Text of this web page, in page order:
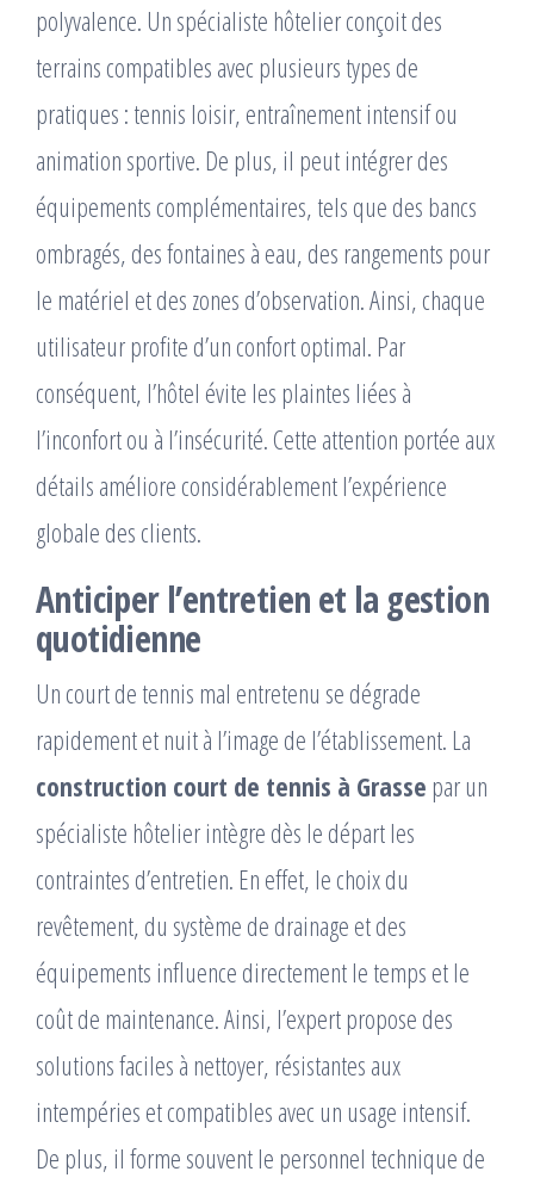
polyvalence. Un spécialiste hôtelier conçoit des
terrains compatibles avec plusieurs types de
pratiques : tennis loisir, entraînement intensif ou
animation sportive. De plus, il peut intégrer des
équipements complémentaires, tels que des bancs
ombragés, des fontaines à eau, des rangements pour
le matériel et des zones d’observation. Ainsi, chaque
utilisateur profite d’un confort optimal. Par
conséquent, l’hôtel évite les plaintes liées à
l’inconfort ou à l’insécurité. Cette attention portée aux
détails améliore considérablement l’expérience
globale des clients.
Anticiper l’entretien et la gestion
quotidienne
Un court de tennis mal entretenu se dégrade
rapidement et nuit à l’image de l’établissement. La
construction court de tennis à Grasse par un
spécialiste hôtelier intègre dès le départ les
contraintes d’entretien. En effet, le choix du
revêtement, du système de drainage et des
équipements influence directement le temps et le
coût de maintenance. Ainsi, l’expert propose des
solutions faciles à nettoyer, résistantes aux
intempéries et compatibles avec un usage intensif.
De plus, il forme souvent le personnel technique de